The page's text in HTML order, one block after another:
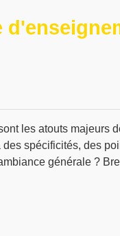
les atouts majeurs
spécificités, des
générale ?